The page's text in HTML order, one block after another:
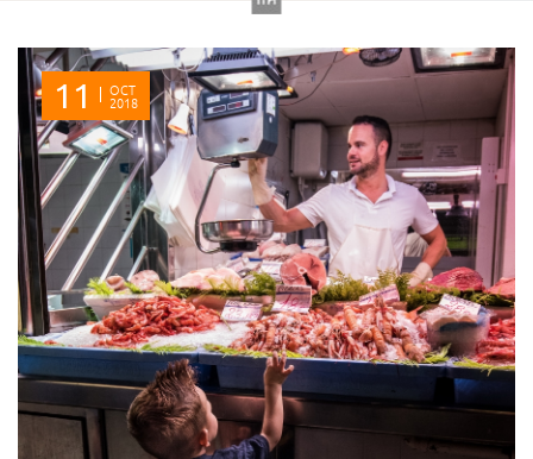
11 OCT
2018